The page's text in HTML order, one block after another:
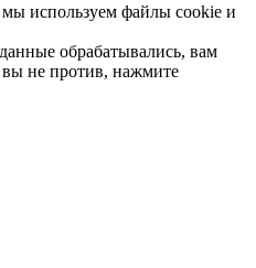
используем файлы cookie и
обрабатывались, вам
вы не против, нажмите